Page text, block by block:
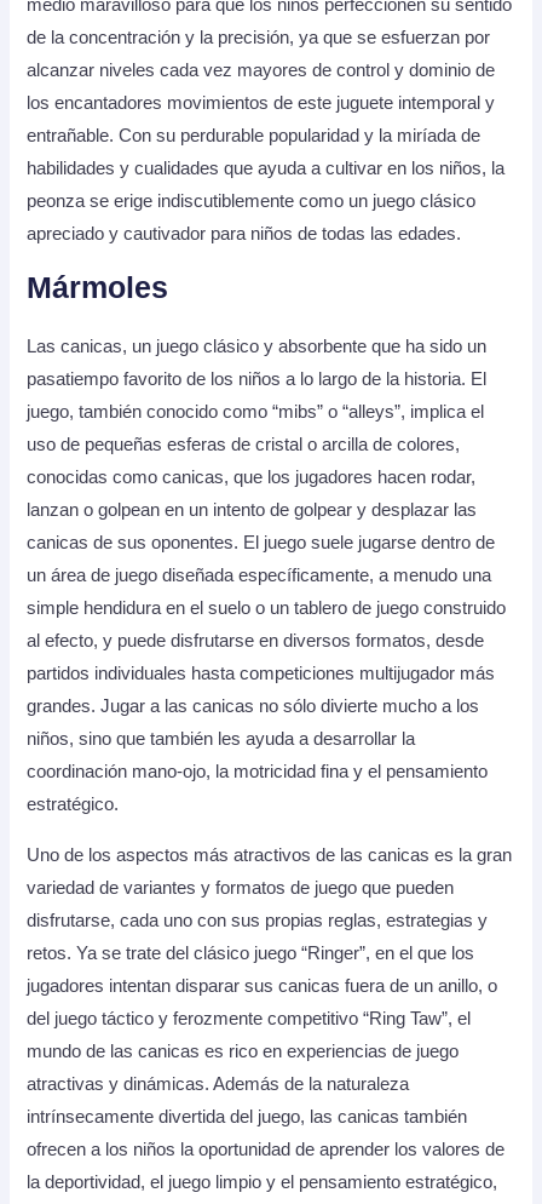
medio maravilloso para que los niños perfeccionen su sentido
de la concentración y la precisión, ya que se esfuerzan por
alcanzar niveles cada vez mayores de control y dominio de
los encantadores movimientos de este juguete intemporal y
entrañable. Con su perdurable popularidad y la miríada de
habilidades y cualidades que ayuda a cultivar en los niños, la
peonza se erige indiscutiblemente como un juego clásico
apreciado y cautivador para niños de todas las edades.
Mármoles
Las canicas, un juego clásico y absorbente que ha sido un
pasatiempo favorito de los niños a lo largo de la historia. El
juego, también conocido como “mibs” o “alleys”, implica el
uso de pequeñas esferas de cristal o arcilla de colores,
conocidas como canicas, que los jugadores hacen rodar,
lanzan o golpean en un intento de golpear y desplazar las
canicas de sus oponentes. El juego suele jugarse dentro de
un área de juego diseñada específicamente, a menudo una
simple hendidura en el suelo o un tablero de juego construido
al efecto, y puede disfrutarse en diversos formatos, desde
partidos individuales hasta competiciones multijugador más
grandes. Jugar a las canicas no sólo divierte mucho a los
niños, sino que también les ayuda a desarrollar la
coordinación mano-ojo, la motricidad fina y el pensamiento
estratégico.
Uno de los aspectos más atractivos de las canicas es la gran
variedad de variantes y formatos de juego que pueden
disfrutarse, cada uno con sus propias reglas, estrategias y
retos. Ya se trate del clásico juego “Ringer”, en el que los
jugadores intentan disparar sus canicas fuera de un anillo, o
del juego táctico y ferozmente competitivo “Ring Taw”, el
mundo de las canicas es rico en experiencias de juego
atractivas y dinámicas. Además de la naturaleza
intrínsecamente divertida del juego, las canicas también
ofrecen a los niños la oportunidad de aprender los valores de
la deportividad, el juego limpio y el pensamiento estratégico,